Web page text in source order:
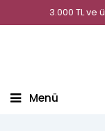
3.000 TL
Menü